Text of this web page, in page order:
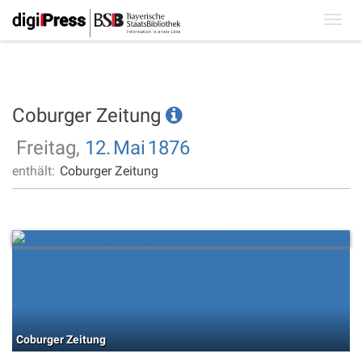
Coburger Zeitung
Freitag, 12. Mai 1876
enthält: Coburger Zeitung
Coburger Zeitung